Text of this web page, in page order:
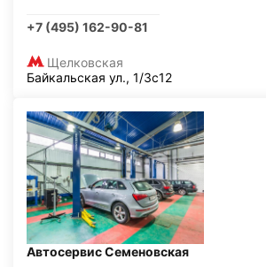
+7 (495) 162-90-81
Щелковская
Байкальская ул., 1/3с12
Автосервис Семеновская